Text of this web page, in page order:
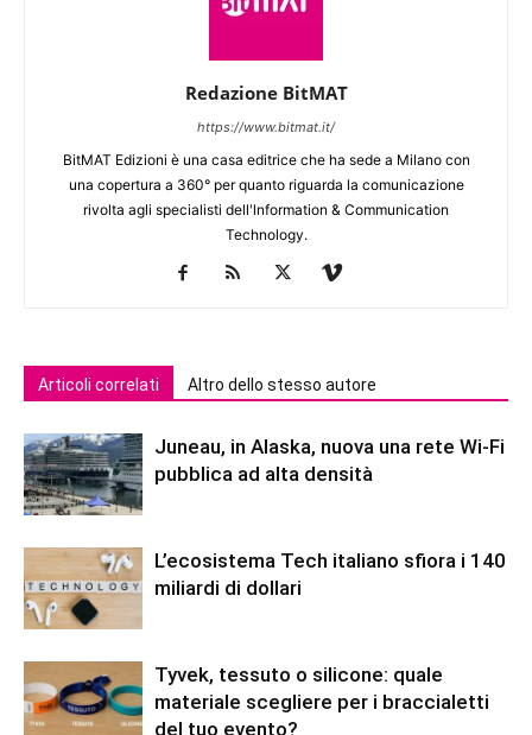
Redazione BitMAT
https://www.bitmat.it/
BitMAT Edizioni è una casa editrice che ha sede a Milano con
una copertura a 360° per quanto riguarda la comunicazione
rivolta agli specialisti dell'lnformation & Communication
Technology.
Articoli correlati Altro dello stesso autore
Juneau, in Alaska, nuova una rete Wi-Fi
pubblica ad alta densità
L’ecosistema Tech italiano sfiora i 140
miliardi di dollari
Tyvek, tessuto o silicone: quale
materiale scegliere per i braccialetti
del tuo evento?